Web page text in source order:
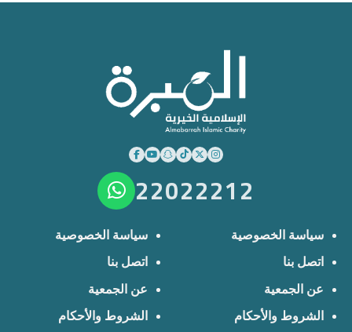
22022212
سياسة الخصوصية
اتصل بنا
عن الجمعية
الشروط والأحكام
سياسة الخصوصية
اتصل بنا
عن الجمعية
الشروط والأحكام